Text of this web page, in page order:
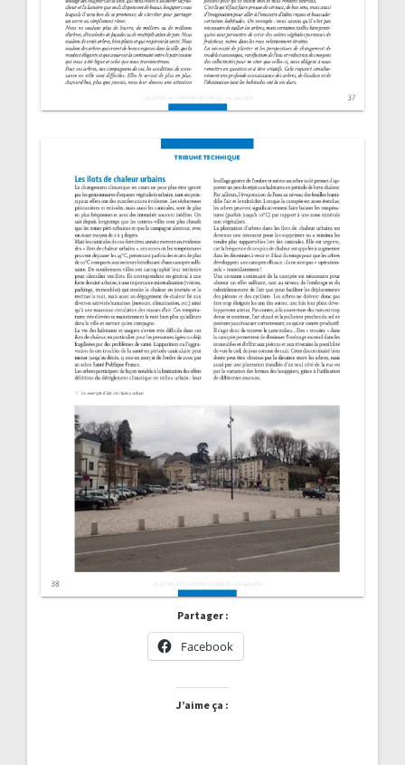
Partager :
Facebook
J’aime ça :